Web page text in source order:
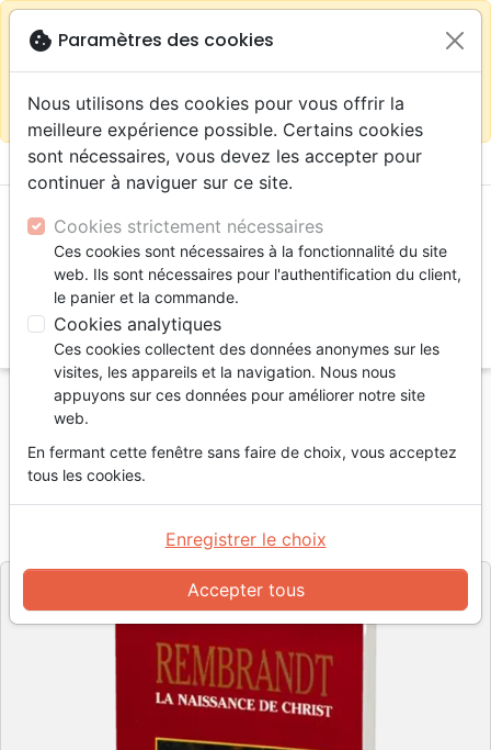
Continuer sur le site France close
warningSelon votre
localisation (États-
sur la boutique La Maison de la Bible Suisse
menu shopping_cart
Accueil Livres Livres cadeaux
Album
La naissance de Christ
La Maison de la Bible
cookie Paramètres des cookies
Nous utilisons des cookies pour vous offrir la
meilleure expérience possible. Certains cookies
sont nécessaires, vous devez les accepter pour
continuer à naviguer sur ce site.
Cookies strictement nécessaires
Ces cookies sont nécessaires à la fonctionnalité du site
web. Ils sont nécessaires pour l'authentification du client,
le panier et la commande.
Cookies analytiques
Ces cookies collectent des données anonymes sur les
visites, les appareils et la navigation. Nous nous
appuyons sur ces données pour améliorer notre site
web.
En fermant cette fenêtre sans faire de choix, vous acceptez
tous les cookies.
Accepter tous
Enregistrer le choix